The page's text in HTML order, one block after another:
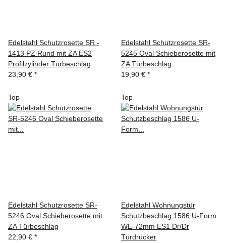
Edelstahl Schutzrosette SR -
1413 PZ Rund mit ZA ES2
Profilzylinder Türbeschlag
23,90 € *
Edelstahl Schutzrosette SR-
5245 Oval Schieberosette mit
ZA Türbeschlag
19,90 € *
Top
Edelstahl Schutzrosette SR-
5246 Oval Schieberosette mit
ZA Türbeschlag
22,90 € *
Top
Edelstahl Wohnungstür
Schutzbeschlag 1586 U-Form
WE-72mm ES1 Dr/Dr
Türdrücker